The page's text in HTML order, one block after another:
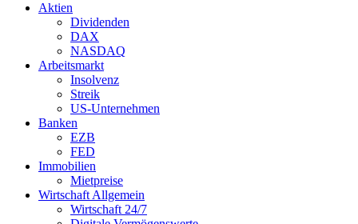
Aktien
Dividenden
DAX
NASDAQ
Arbeitsmarkt
Insolvenz
Streik
US-Unternehmen
Banken
EZB
FED
Immobilien
Mietpreise
Wirtschaft Allgemein
Wirtschaft 24/7